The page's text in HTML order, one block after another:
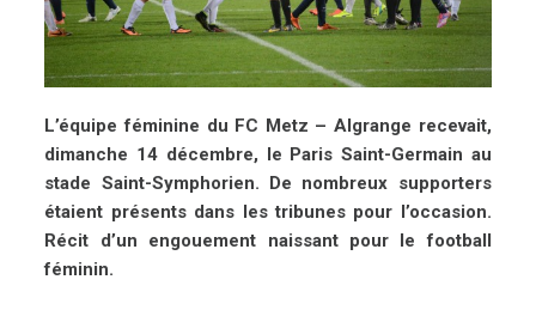
L’équipe féminine du FC Metz – Algrange recevait,
dimanche 14 décembre, le Paris Saint-Germain au
stade Saint-Symphorien. De nombreux supporters
étaient présents dans les tribunes pour l’occasion.
Récit d’un engouement naissant pour le football
féminin.